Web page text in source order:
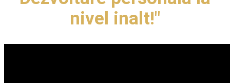
nivel inalt!"